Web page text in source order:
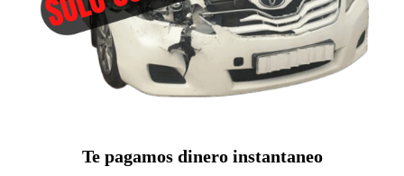
Te pagamos dinero instantaneo